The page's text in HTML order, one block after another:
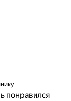
понравился